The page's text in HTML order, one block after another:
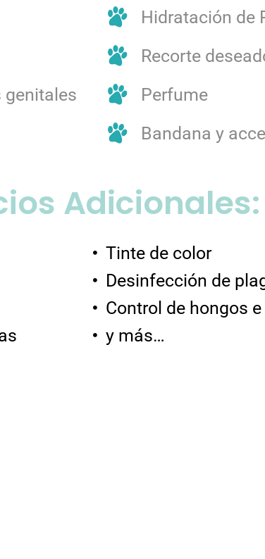
genitales
Hidratación de
Recorte
Perfume
Bandana y
Adicionales:
Tinte de color
Desinfección de
Control de hongos
y más…